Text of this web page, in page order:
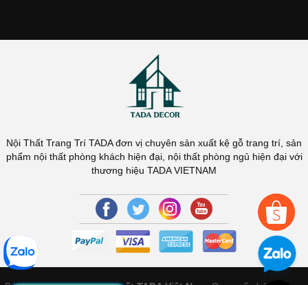
Nội Thất Trang Trí TADA đơn vị chuyên sản xuất kệ gỗ trang trí, sản
phẩm nội thất phòng khách hiện đại, nội thất phòng ngủ hiện đại với
thương hiệu TADA VIETNAM